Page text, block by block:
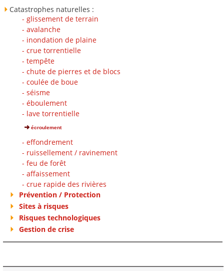
Catastrophes naturelles :
- glissement de terrain
- avalanche
- inondation de plaine
- crue torrentielle
- tempête
- chute de pierres et de blocs
- coulée de boue
- séisme
- éboulement
- lave torrentielle
écroulement
- effondrement
- ruissellement / ravinement
- feu de forêt
- affaissement
- crue rapide des rivières
Prévention / Protection
Sites à risques
Risques technologiques
Gestion de crise